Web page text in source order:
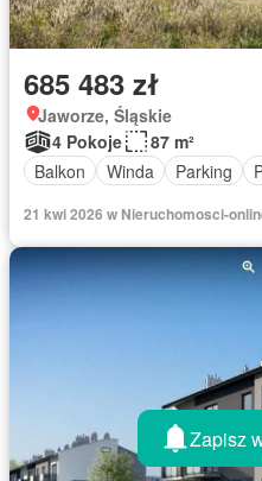
685 483 zł
Jaworze, Śląskie
4 Pokoje
87 m²
Balkon
Winda Parking
21 kwi 2026 w Nieruchomosci-
Zapisz